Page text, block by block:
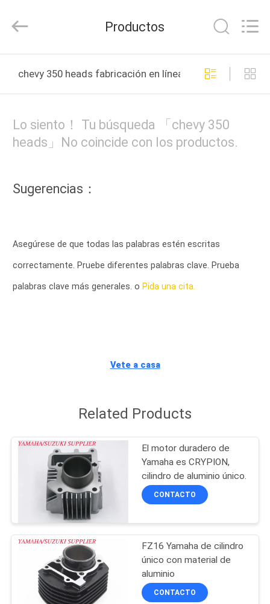
SOBRE
VIAJE
LA
FÁBRICA
CONTACTO
CON
NOTICIAS
PIDA
UNA
MAPA
Block.,Ltd.
Developed
Productos
chevy 350 heads fabricación en línea
Lo siento！ Tu búsqueda 「chevy 350
heads」No coincide con los productos.
Sugerencias：
Asegúrese de que todas las palabras estén escritas
correctamente. Pruebe diferentes palabras clave. Prueba
palabras clave más generales. o Pida una cita.
Vete a casa
Related Products
El motor duradero de
Yamaha es CRYPION,
cilindro de aluminio único.
CONTACTO
FZ16 Yamaha de cilindro
único con material de
aluminio
CONTACTO